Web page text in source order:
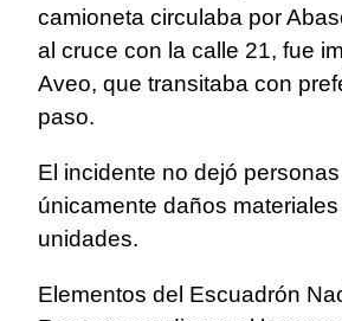
camioneta circulaba por
al cruce con la calle 21, fue
Aveo, que transitaba con
paso.
El incidente no dejó
únicamente daños
unidades.
Elementos del Escuadrón